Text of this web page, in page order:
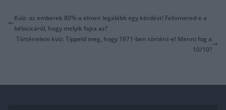
Kvíz: az emberek 80%-a elront legalább egy kérdést! Felismered-e a
bébicicáról, hogy melyik fajta az?
Történelem kvíz: Tippeld meg, hogy 1971-ben történt-e! Menni fog a
10/10?